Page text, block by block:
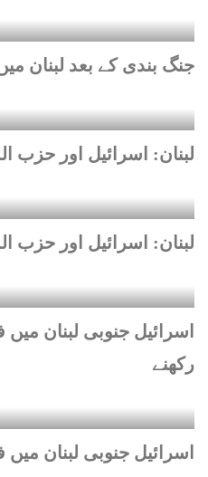
جنگ بندی کے بعد لبنان
لبنان: اسرائیل اور حزب
لبنان: اسرائیل اور حزب
اسرائیل جنوبی لبنان
رکھنے
اسرائیل جنوبی لبنان